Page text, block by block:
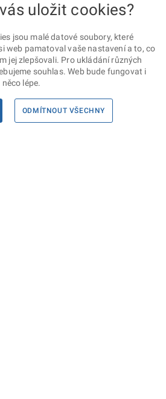
uložit cookies?
jsou malé datové soubory, které
web pamatoval vaše nastavení a to, co
jej zlepšovali. Pro ukládání různých
souhlas. Web bude fungovat i
lépe.
ODMÍTNOUT VŠECHNY